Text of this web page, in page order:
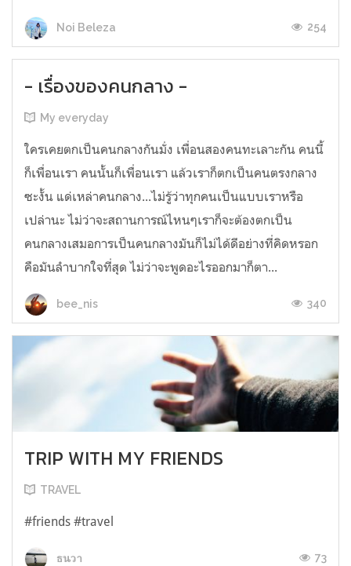
Noi Beleza 254
- เรื่องของคนกลาง -
My everyday
ใครเคยตกเป็นคนกลางกันมั่ง เพื่อนสองคนทะเลาะกัน คนนี้
ก็เพื่อนเรา คนนั้นก็เพื่อนเรา แล้วเราก็ตกเป็นคนตรงกลาง
ซะงั้น แด่เหล่าคนกลาง...ไม่รู้ว่าทุกคนเป็นแบบเราหรือ
เปล่านะ ไม่ว่าจะสถานการณ์ไหนๆเราก็จะต้องตกเป็น
คนกลางเสมอการเป็นคนกลางมันก็ไม่ได้ดีอย่างที่คิดหรอก
คือมันลำบากใจที่สุด ไม่ว่าจะพูดอะไรออกมาก็ตา...
bee_nis 340
TRIP WITH MY FRIENDS
TRAVEL
#friends #travel
ธนวา 73